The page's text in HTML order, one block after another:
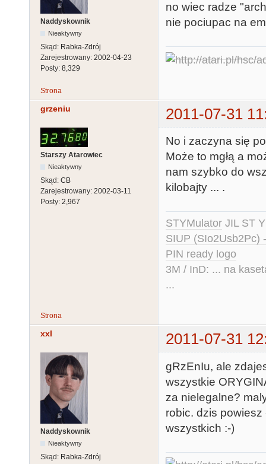
Naddyskownik
Nieaktywny
Skąd: Rabka-Zdrój
Zarejestrowany: 2002-04-23
Posty: 8,329
no wiec radze
nie pociupac na
Strona
grzeniu 2011-07-31
Starszy Atarowiec
Nieaktywny
Skąd: CB
Zarejestrowany: 2002-03-11
Posty: 2,967
No i zaczyna się
Może to mgłą a
nam szybko do
kilobajty ... .
STYMulator JIL ST
SIUP (SIo2Usb2Pc)
PIN ready logo
3M / InD: ... na
...
Strona
xxl 2011-07-31
Naddyskownik
Nieaktywny
Skąd: Rabka-Zdrój
gRzEnIu, ale
wszystkie
za nielegalne?
robic. dzis
wszystkich :-)